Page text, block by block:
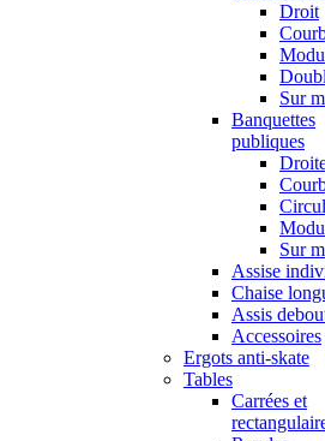
Droit
Sur
Banquettes
publiques
Sur
Assise
Chaise
Assis
Accessoires
Ergots anti-skate
Tables
Carrées et